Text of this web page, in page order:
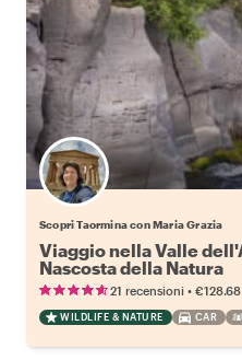
Scopri Taormina con Maria Grazia
Viaggio nella Valle
Nascosta della Natura
21 recensioni • €128.68
WILDLIFE & NATURE CAR